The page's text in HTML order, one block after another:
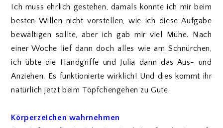
Ich muss ehrlich gestehen, damals konnte ich mir beim
besten Willen nicht vorstellen, wie ich diese Aufgabe
bewältigen sollte, aber ich gab mir viel Mühe. Nach
einer Woche lief dann doch alles wie am Schnürchen,
ich übte die Handgriffe und Julia dann das Aus- und
Anziehen. Es funktionierte wirklich! Und dies kommt ihr
natürlich jetzt beim Töpfchengehen zu Gute.
Körperzeichen wahrnehmen